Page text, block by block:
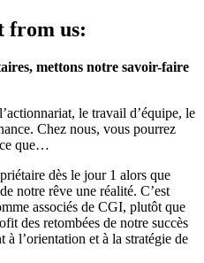
from us:
mettons notre savoir-faire
le travail d’équipe, le
Chez nous, vous pourrez
que…
dès le jour 1 alors que
notre rêve une réalité. C’est
associés de CGI, plutôt que
des retombées de notre succès
l’orientation et à la stratégie de